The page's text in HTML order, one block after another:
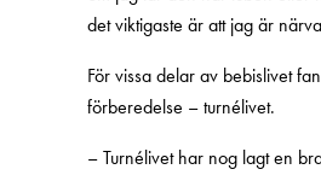
det viktigaste är att jag är
För vissa delar av bebislivet
förberedelse – turnélivet.
– Turnélivet har nog lagt en